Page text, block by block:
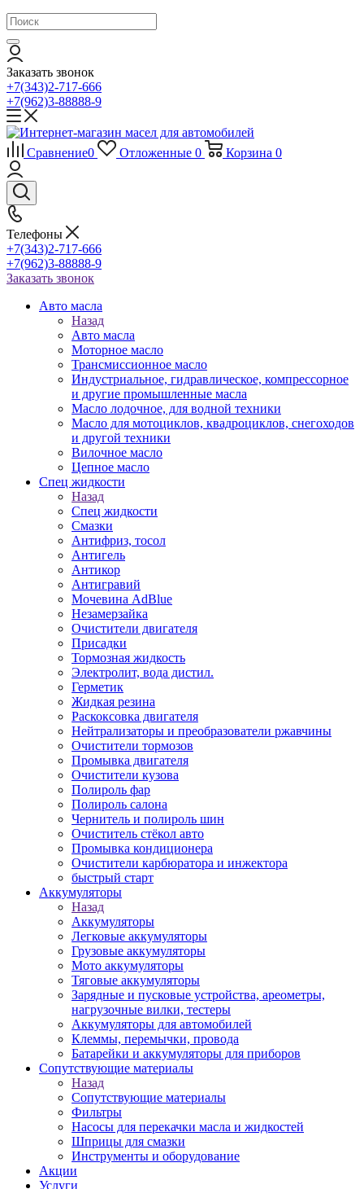
Заказать звонок
+7(343)2-717-666
+7(962)3-88888-9
Сравнение0 Отложенные 0 Корзина 0
Телефоны
+7(343)2-717-666
+7(962)3-88888-9
Заказать звонок
Авто масла
Назад
Авто масла
Моторное масло
Трансмиссионное масло
Индустриальное, гидравлическое, компрессорное
и другие промышленные масла
Масло лодочное, для водной техники
Масло для мотоциклов, квадроциклов, снегоходов
и другой техники
Вилочное масло
Цепное масло
Спец жидкости
Назад
Спец жидкости
Смазки
Антифриз, тосол
Антигель
Антикор
Антигравий
Мочевина AdBlue
Незамерзайка
Очистители двигателя
Присадки
Тормозная жидкость
Электролит, вода дистил.
Герметик
Жидкая резина
Раскоксовка двигателя
Нейтрализаторы и преобразователи ржавчины
Очистители тормозов
Промывка двигателя
Очистители кузова
Полироль фар
Полироль салона
Чернитель и полироль шин
Очиститель стёкол авто
Промывка кондиционера
Очистители карбюратора и инжектора
быстрый старт
Аккумуляторы
Назад
Аккумуляторы
Легковые аккумуляторы
Грузовые аккумуляторы
Мото аккумуляторы
Тяговые аккумуляторы
Зарядные и пусковые устройства, ареометры,
нагрузочные вилки, тестеры
Аккумуляторы для автомобилей
Клеммы, перемычки, провода
Батарейки и аккумуляторы для приборов
Сопутствующие материалы
Назад
Сопутствующие материалы
Фильтры
Насосы для перекачки масла и жидкостей
Шприцы для смазки
Инструменты и оборудование
Акции
Услуги